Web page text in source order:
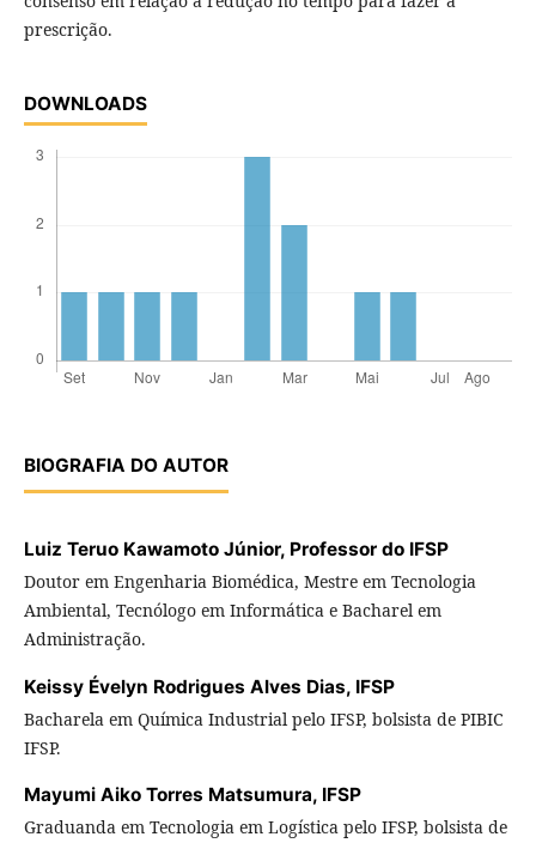
prescrição.
DOWNLOADS
BIOGRAFIA DO AUTOR
Luiz Teruo Kawamoto Júnior, Professor do IFSP
Doutor em Engenharia Biomédica, Mestre em Tecnologia
Ambiental, Tecnólogo em Informática e Bacharel em
Administração.
Keissy Évelyn Rodrigues Alves Dias, IFSP
Bacharela em Química Industrial pelo IFSP, bolsista de PIBIC
IFSP.
Mayumi Aiko Torres Matsumura, IFSP
Graduanda em Tecnologia em Logística pelo IFSP, bolsista de